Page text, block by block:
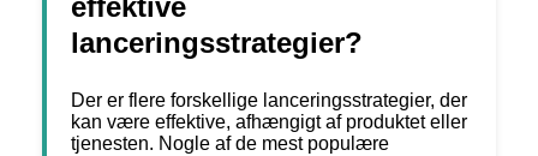
effektive
lanceringsstrategier?
Der er flere forskellige lanceringsstrategier, der
kan være effektive, afhængigt af produktet eller
tjenesten. Nogle af de mest populære